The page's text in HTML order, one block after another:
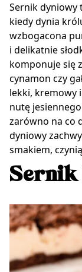
Sernik dyniowy
kiedy dynia
wzbogacona
i delikatnie
komponuje się
cynamon czy
lekki, kremowy
nutę
zarówno na co
dyniowy
smakiem,